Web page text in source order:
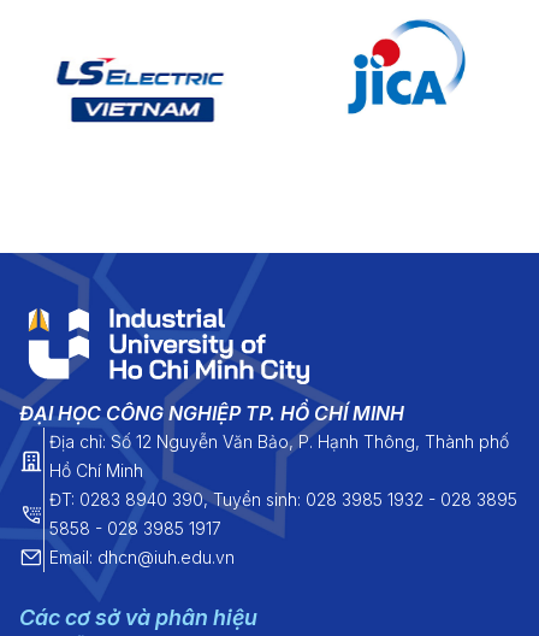
ĐẠI HỌC CÔNG NGHIỆP TP. HỒ CHÍ MINH
Địa chỉ: Số 12 Nguyễn Văn Bảo, P. Hạnh Thông, Thành phố
Hồ Chí Minh
ĐT: 0283 8940 390, Tuyển sinh: 028 3985 1932 - 028 3895
5858 - 028 3985 1917
Email: dhcn@iuh.edu.vn
Các cơ sở và phân hiệu